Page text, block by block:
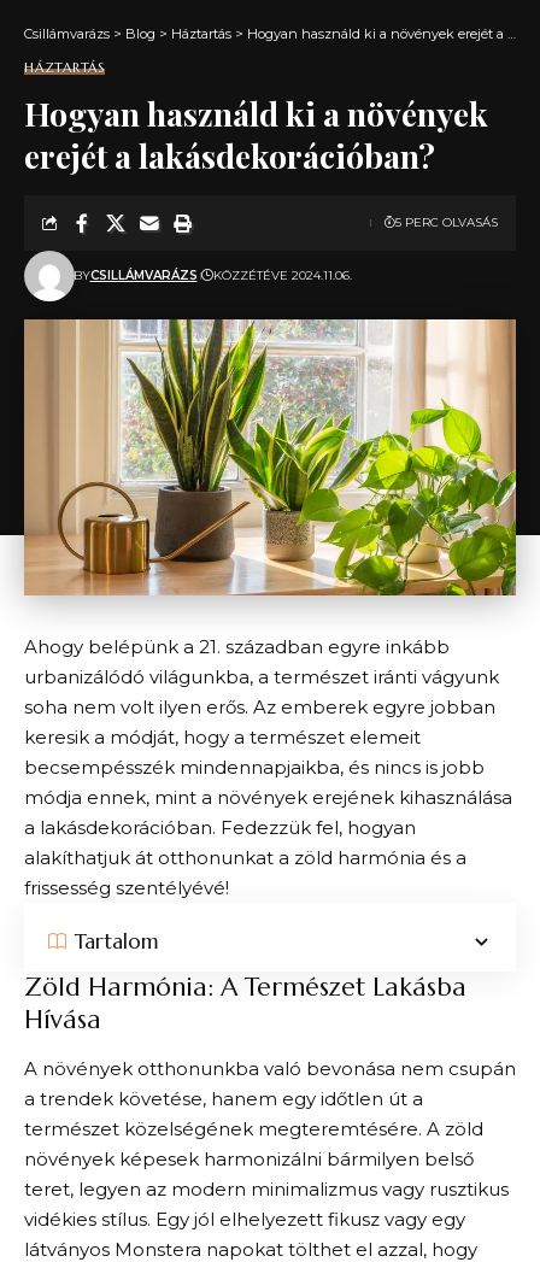
Csillámvarázs > Blog > Háztartás > Hogyan használd ki a növények erejét a lakásdekorációban?
HÁZTARTÁS
Hogyan használd ki a növények
erejét a lakásdekorációban?
BYCSILLÁMVARÁZS KÖZZÉTÉVE 2024.11.06.
5 PERC OLVASÁS
Ahogy belépünk a 21. században egyre inkább
urbanizálódó világunkba, a természet iránti vágyunk
soha nem volt ilyen erős. Az emberek egyre jobban
keresik a módját, hogy a természet elemeit
becsempésszék mindennapjaikba, és nincs is jobb
módja ennek, mint a növények erejének kihasználása
a lakásdekorációban. Fedezzük fel, hogyan
alakíthatjuk át otthonunkat a zöld harmónia és a
frissesség szentélyévé!
Tartalom
Zöld Harmónia: A Természet Lakásba
Hívása
A növények otthonunkba való bevonása nem csupán
a trendek követése, hanem egy időtlen út a
természet közelségének megteremtésére. A zöld
növények képesek harmonizálni bármilyen belső
teret, legyen az modern minimalizmus vagy rusztikus
vidékies stílus. Egy jól elhelyezett fikusz vagy egy
látványos Monstera napokat tölthet el azzal, hogy